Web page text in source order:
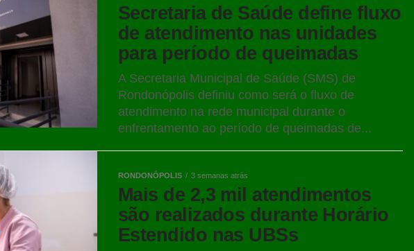
Secretaria de Saúde define fluxo
de atendimento nas unidades
para período de queimadas
A Secretaria Municipal de Saúde (SMS) de
Rondonópolis definiu como será o fluxo de
atendimento na rede municipal durante o
enfrentamento ao período de queimadas de...
RONDONÓPOLIS 3 semanas atrás
Mais de 2,3 mil atendimentos
são realizados durante Horário
Estendido nas UBSs